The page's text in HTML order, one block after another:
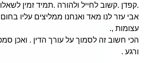
.תמיד זמין לשאלות ותשובות.
עליו בחום רב ,ובעיניים
הדין . ואכן סמכנו עליו בכל רגע